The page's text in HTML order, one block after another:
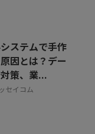
ステムで手作
因とは？デー
策、業...
セイコム